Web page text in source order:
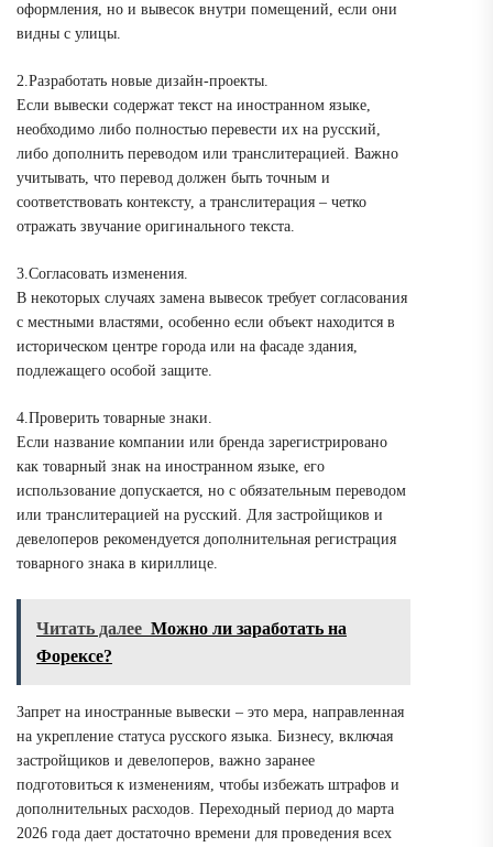
оформления, но и вывесок внутри помещений, если они
видны с улицы.
2.Разработать новые дизайн-проекты.
Если вывески содержат текст на иностранном языке,
необходимо либо полностью перевести их на русский,
либо дополнить переводом или транслитерацией. Важно
учитывать, что перевод должен быть точным и
соответствовать контексту, а транслитерация – четко
отражать звучание оригинального текста.
3.Согласовать изменения.
В некоторых случаях замена вывесок требует согласования
с местными властями, особенно если объект находится в
историческом центре города или на фасаде здания,
подлежащего особой защите.
4.Проверить товарные знаки.
Если название компании или бренда зарегистрировано
как товарный знак на иностранном языке, его
использование допускается, но с обязательным переводом
или транслитерацией на русский. Для застройщиков и
девелоперов рекомендуется дополнительная регистрация
товарного знака в кириллице.
Читать далее Можно ли заработать на
Форексе?
Запрет на иностранные вывески – это мера, направленная
на укрепление статуса русского языка. Бизнесу, включая
застройщиков и девелоперов, важно заранее
подготовиться к изменениям, чтобы избежать штрафов и
дополнительных расходов. Переходный период до марта
2026 года дает достаточно времени для проведения всех